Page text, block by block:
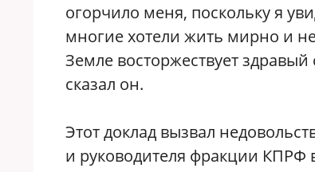
огорчило меня, поскольку я
многие хотели жить мирно и
Земле восторжествует
сказал он.
Этот доклад вызвал
и руководителя фракции КПРФ